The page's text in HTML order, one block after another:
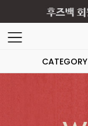
CATEGORY